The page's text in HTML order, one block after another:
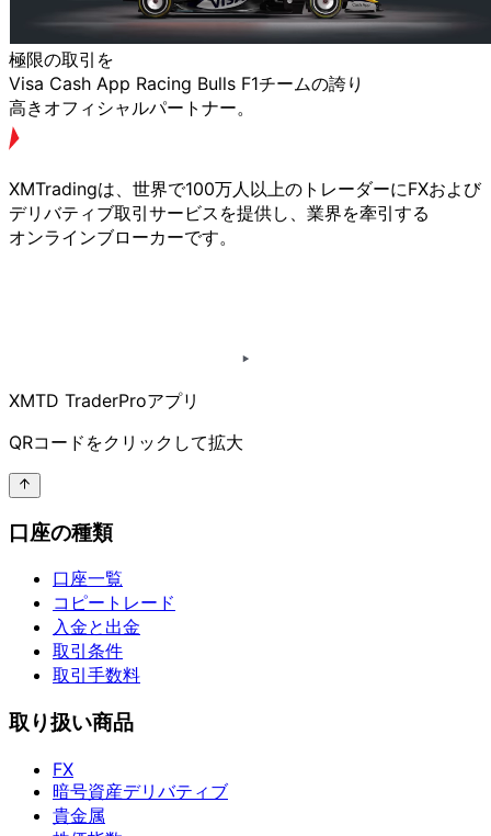
極限の取引を
Visa Cash App Racing Bulls F1チームの誇り
高きオフィシャルパートナー。
XMTradingは、 世界で100万人以上の トレーダーにFXおよび
デリバティブ取引サービスを提供し、 業界を牽引する
オンラインブローカーです。
XMTD TraderProアプリ
QRコードをクリックして拡大
口座の種類
口座一覧
コピートレード
入金と出金
取引条件
取引手数料
取り扱い商品
FX
暗号資産デリバティブ
貴金属